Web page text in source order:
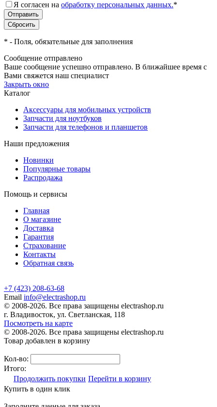
Я согласен на обработку персональных данных.*
* - Поля, обязательные для заполнения
Сообщение отправлено
Ваше сообщение успешно отправлено. В ближайшее время с
Вами свяжется наш специалист
Закрыть окно
Каталог
Аксессуары для мобильных устройств
Запчасти для ноутбуков
Запчасти для телефонов и планшетов
Наши предложения
Новинки
Популярные товары
Распродажа
Помощь и сервисы
Главная
О магазине
Доставка
Гарантия
Страхование
Контакты
Обратная связь
+7 (423) 208-63-68
Email info@electrashop.ru
© 2008-2026. Все права защищены electrashop.ru
г. Владивосток, ул. Светланская, 118
Посмотреть на карте
© 2008-2026. Все права защищены electrashop.ru
Товар добавлен в корзину
Кол-во:
Итого:
Продолжить покупки Перейти в корзину
Купить в один клик